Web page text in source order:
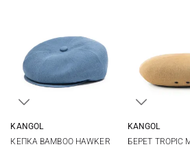
KANGOL
КЕПКА BAMBOO HAWKER
KANGOL
БЕРЕТ TROPIC